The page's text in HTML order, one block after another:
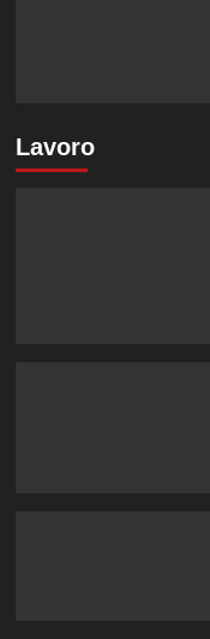
Lavoro